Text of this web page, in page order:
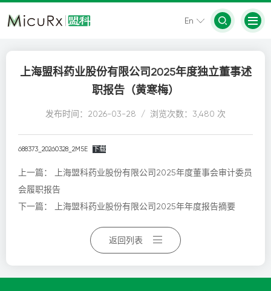
En
上海盟科药业股份有限公司2025年度独立董事述
职报告（黄寒梅）
发布时间：2026-03-28 / 浏览次数：3,480 次
688373_20260328_2M5E 下载
上一篇：
上海盟科药业股份有限公司2025年度董事会审计委员
会履职报告
下一篇：
上海盟科药业股份有限公司2025年年度报告摘要
返回列表